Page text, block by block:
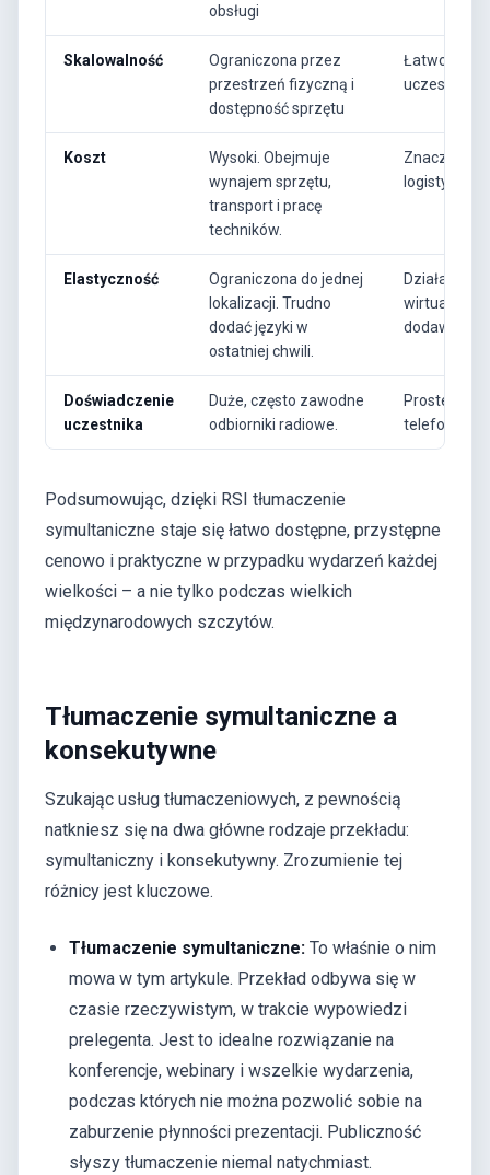
obsługi
Skalowalność
Ograniczona przez
przestrzeń fizyczną i
dostępność sprzętu
Łatwo
Koszt
Wysoki. Obejmuje
wynajem sprzętu,
transport i pracę
techników.
Znacznie
logistyki.
Elastyczność
Ograniczona do jednej
lokalizacji. Trudno
dodać języki w
ostatniej chwili.
Działa na
wirtualnych
dodawanie
Doświadczenie
uczestnika
Duże, często zawodne
odbiorniki radiowe.
Proste
telefonie.
Podsumowując, dzięki RSI tłumaczenie
symultaniczne staje się łatwo dostępne, przystępne
cenowo i praktyczne w przypadku wydarzeń każdej
wielkości – a nie tylko podczas wielkich
międzynarodowych szczytów.
Tłumaczenie symultaniczne a
konsekutywne
Szukając usług tłumaczeniowych, z pewnością
natkniesz się na dwa główne rodzaje przekładu:
symultaniczny i konsekutywny. Zrozumienie tej
różnicy jest kluczowe.
Tłumaczenie symultaniczne: To właśnie o nim
mowa w tym artykule. Przekład odbywa się w
czasie rzeczywistym, w trakcie wypowiedzi
prelegenta. Jest to idealne rozwiązanie na
konferencje, webinary i wszelkie wydarzenia,
podczas których nie można pozwolić sobie na
zaburzenie płynności prezentacji. Publiczność
słyszy tłumaczenie niemal natychmiast.